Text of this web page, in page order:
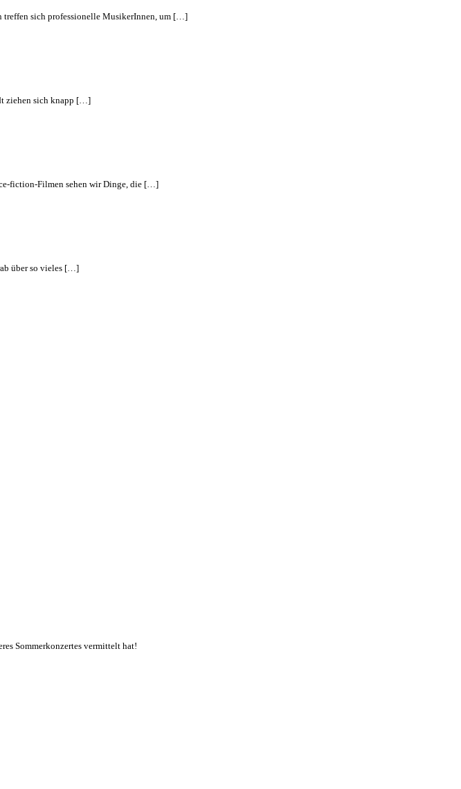
treffen sich professionelle MusikerInnen, um […]
ziehen sich knapp […]
fiction-Filmen sehen wir Dinge, die […]
über so vieles […]
Sommerkonzertes vermittelt hat!